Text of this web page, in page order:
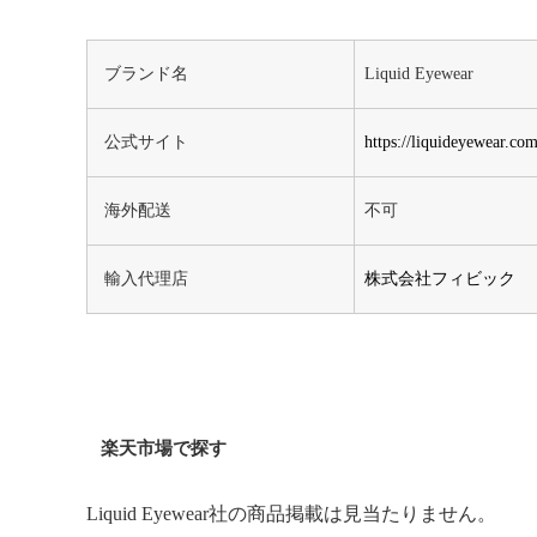
ブランド名 Liquid Eyewear
公式サイト https://liquideyewear.com
海外配送 不可
輸入代理店 株式会社フィビック
楽天市場で探す
Liquid Eyewear社の商品掲載は見当たりません。